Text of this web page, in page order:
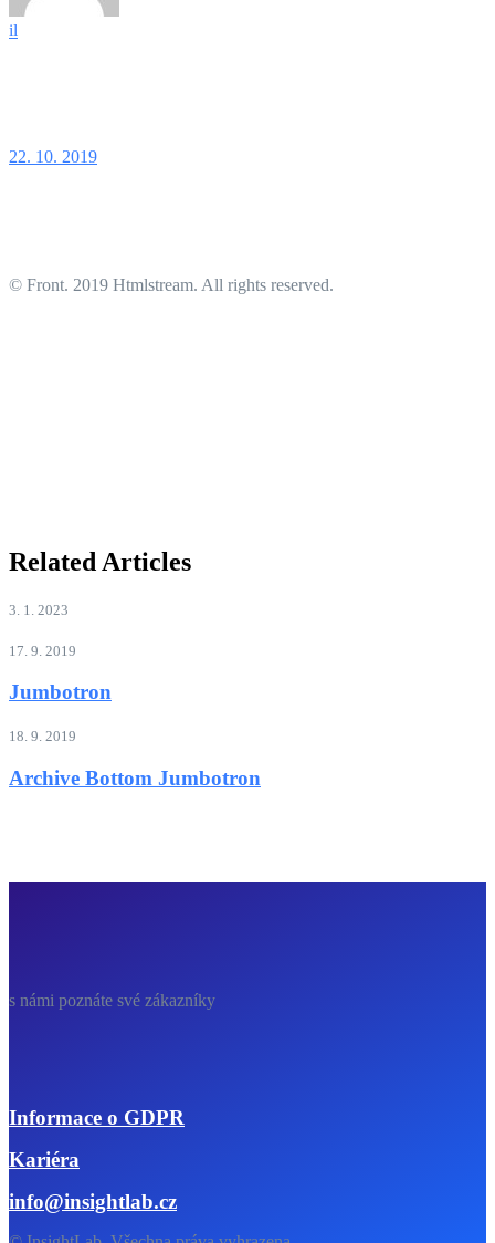
il
22. 10. 2019
© Front. 2019 Htmlstream. All rights reserved.
Related Articles
3. 1. 2023
17. 9. 2019
Jumbotron
18. 9. 2019
Archive Bottom Jumbotron
s námi poznáte své zákazníky
Informace o GDPR
Kariéra
info@insightlab.cz